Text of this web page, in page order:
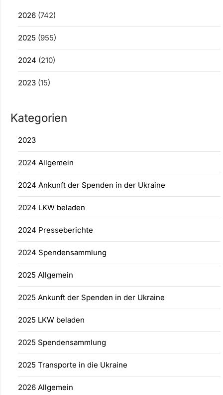
2026 (742)
2025 (955)
2024 (210)
2023 (15)
Kategorien
2023
2024 Allgemein
2024 Ankunft der Spenden in der Ukraine
2024 LKW beladen
2024 Presseberichte
2024 Spendensammlung
2025 Allgemein
2025 Ankunft der Spenden in der Ukraine
2025 LKW beladen
2025 Spendensammlung
2025 Transporte in die Ukraine
2026 Allgemein